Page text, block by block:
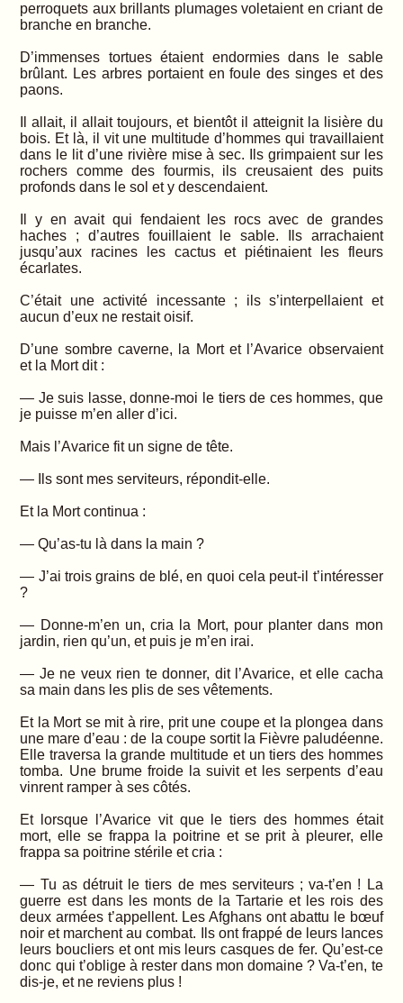
perroquets aux brillants plumages voletaient en criant de
branche en branche.
D’immenses tortues étaient endormies dans le sable
brûlant. Les arbres portaient en foule des singes et des
paons.
Il allait, il allait toujours, et bientôt il atteignit la lisière du
bois. Et là, il vit une multitude d’hommes qui travaillaient
dans le lit d’une rivière mise à sec. Ils grimpaient sur les
rochers comme des fourmis, ils creusaient des puits
profonds dans le sol et y descendaient.
Il y en avait qui fendaient les rocs avec de grandes
haches ; d’autres fouillaient le sable. Ils arrachaient
jusqu’aux racines les cactus et piétinaient les fleurs
écarlates.
C’était une activité incessante ; ils s’interpellaient et
aucun d’eux ne restait oisif.
D’une sombre caverne, la Mort et l’Avarice observaient
et la Mort dit :
— Je suis lasse, donne-moi le tiers de ces hommes, que
je puisse m’en aller d’ici.
Mais l’Avarice fit un signe de tête.
— Ils sont mes serviteurs, répondit-elle.
Et la Mort continua :
— Qu’as-tu là dans la main ?
— J’ai trois grains de blé, en quoi cela peut-il t’intéresser
?
— Donne-m’en un, cria la Mort, pour planter dans mon
jardin, rien qu’un, et puis je m’en irai.
— Je ne veux rien te donner, dit l’Avarice, et elle cacha
sa main dans les plis de ses vêtements.
Et la Mort se mit à rire, prit une coupe et la plongea dans
une mare d’eau : de la coupe sortit la Fièvre paludéenne.
Elle traversa la grande multitude et un tiers des hommes
tomba. Une brume froide la suivit et les serpents d’eau
vinrent ramper à ses côtés.
Et lorsque l’Avarice vit que le tiers des hommes était
mort, elle se frappa la poitrine et se prit à pleurer, elle
frappa sa poitrine stérile et cria :
— Tu as détruit le tiers de mes serviteurs ; va-t’en ! La
guerre est dans les monts de la Tartarie et les rois des
deux armées t’appellent. Les Afghans ont abattu le bœuf
noir et marchent au combat. Ils ont frappé de leurs lances
leurs boucliers et ont mis leurs casques de fer. Qu’est-ce
donc qui t’oblige à rester dans mon domaine ? Va-t’en, te
dis-je, et ne reviens plus !